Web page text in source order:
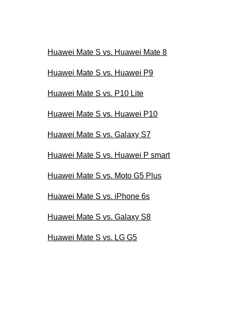
Huawei Mate S vs. Huawei Mate 8
Huawei Mate S vs. Huawei P9
Huawei Mate S vs. P10 Lite
Huawei Mate S vs. Huawei P10
Huawei Mate S vs. Galaxy S7
Huawei Mate S vs. Huawei P smart
Huawei Mate S vs. Moto G5 Plus
Huawei Mate S vs. iPhone 6s
Huawei Mate S vs. Galaxy S8
Huawei Mate S vs. LG G5